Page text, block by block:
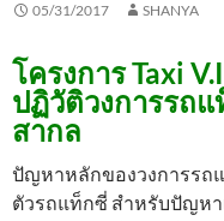
05/31/2017 SHANYA
โครงการ Taxi
ปฏิวัติวงการรถ
สากล
ปัญหาหลักของวงการรถ
ตัวรถแท็กซี่ สำหรับปัญห